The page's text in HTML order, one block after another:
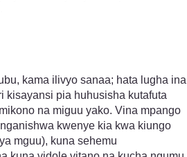
kama ilivyo sanaa; hata lugha ina
kisayansi pia huhusisha kutafuta
na miguu yako. Vina mpango
kwenye kia kwa kiungo
mguu), kuna sehemu